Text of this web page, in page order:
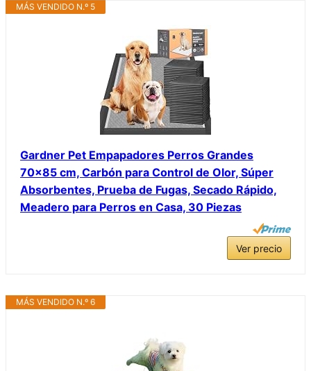
MÁS VENDIDO N.º 5
Gardner Pet Empapadores Perros Grandes
70×85 cm, Carbón para Control de Olor, Súper
Absorbentes, Prueba de Fugas, Secado Rápido,
Meadero para Perros en Casa, 30 Piezas
Ver precio
MÁS VENDIDO N.º 6